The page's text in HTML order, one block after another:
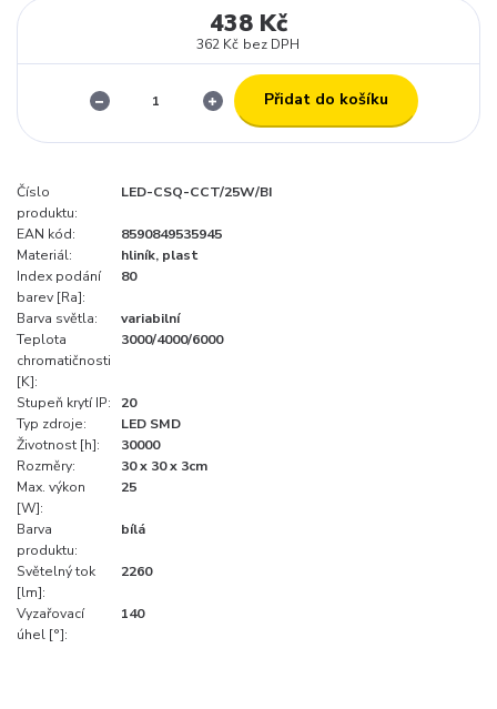
438 Kč
362 Kč bez DPH
Přidat do košíku
Číslo
produktu:
LED-CSQ-CCT/25W/BI
EAN kód:
8590849535945
Materiál:
hliník, plast
Index podání
barev [Ra]:
80
Barva světla:
variabilní
Teplota
chromatičnosti
[K]:
3000/4000/6000
Stupeň krytí IP:
20
Typ zdroje:
LED SMD
Životnost [h]:
30000
Rozměry:
30 x 30 x 3cm
Max. výkon
[W]:
25
Barva
produktu:
bílá
Světelný tok
[lm]:
2260
Vyzařovací
úhel [°]:
140